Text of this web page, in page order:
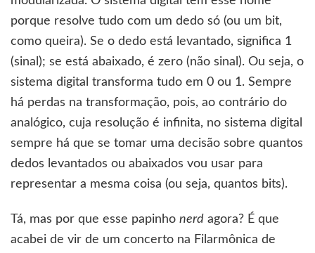
porque resolve tudo com um dedo só (ou um bit,
como queira). Se o dedo está levantado, significa 1
(sinal); se está abaixado, é zero (não sinal). Ou seja, o
sistema digital transforma tudo em 0 ou 1. Sempre
há perdas na transformação, pois, ao contrário do
analógico, cuja resolução é infinita, no sistema digital
sempre há que se tomar uma decisão sobre quantos
dedos levantados ou abaixados vou usar para
representar a mesma coisa (ou seja, quantos bits).
Tá, mas por que esse papinho nerd agora? É que
acabei de vir de um concerto na Filarmônica de